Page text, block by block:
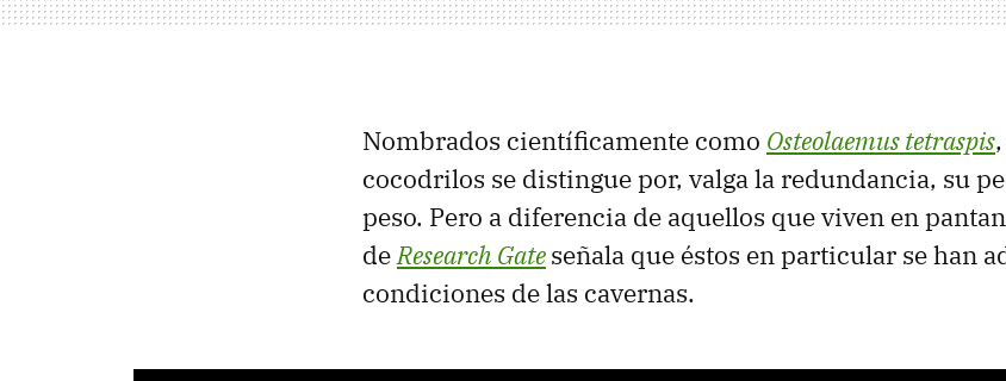
Nombrados científicamente como Osteolaemus tetraspis
cocodrilos se distingue por, valga la redundancia, su
peso. Pero a diferencia de aquellos que viven en
deResearch Gateseñala que éstos en particular se han
condiciones de las cavernas.